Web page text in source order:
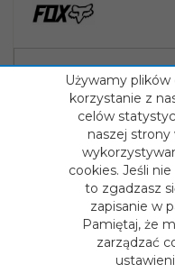
Używamy plików
korzystanie z
celów
naszej strony
cookies. Jeśli
to zgadzasz
zapisanie w
Pamiętaj, że
zarządzać